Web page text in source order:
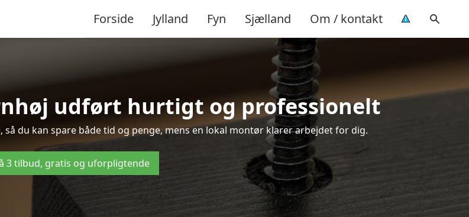
Forside Jylland Fyn Sjælland Om / kontakt
udført hurtigt og professionelt
du kan spare både tid og penge, mens en lokal montør klarer arbejdet for dig.
3 tilbud, gratis og uforpligtende